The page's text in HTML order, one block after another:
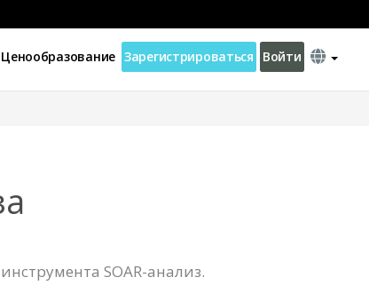
Ценообразование Зарегистрироваться Войти
SOAR-анализ.